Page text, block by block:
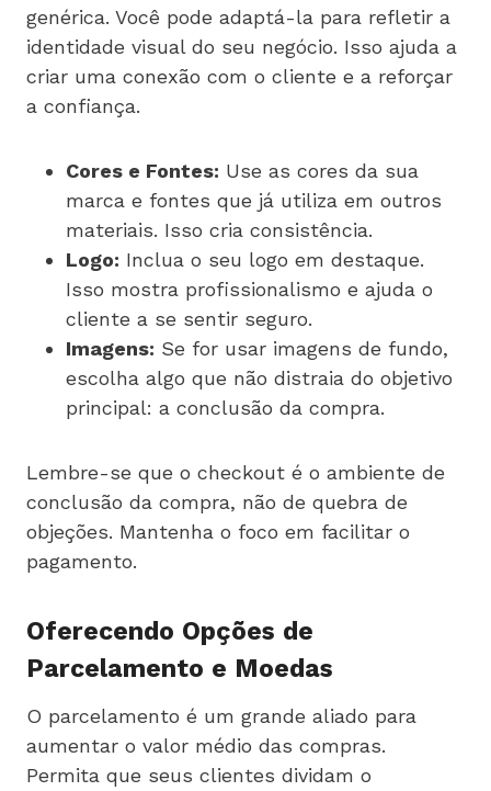
genérica. Você pode adaptá-la para refletir a
identidade visual do seu negócio. Isso ajuda a
criar uma conexão com o cliente e a reforçar
a confiança.
Cores e Fontes: Use as cores da sua
marca e fontes que já utiliza em outros
materiais. Isso cria consistência.
Logo: Inclua o seu logo em destaque.
Isso mostra profissionalismo e ajuda o
cliente a se sentir seguro.
Imagens: Se for usar imagens de fundo,
escolha algo que não distraia do objetivo
principal: a conclusão da compra.
Lembre-se que o checkout é o ambiente de
conclusão da compra, não de quebra de
objeções. Mantenha o foco em facilitar o
pagamento.
Oferecendo Opções de
Parcelamento e Moedas
O parcelamento é um grande aliado para
aumentar o valor médio das compras.
Permita que seus clientes dividam o